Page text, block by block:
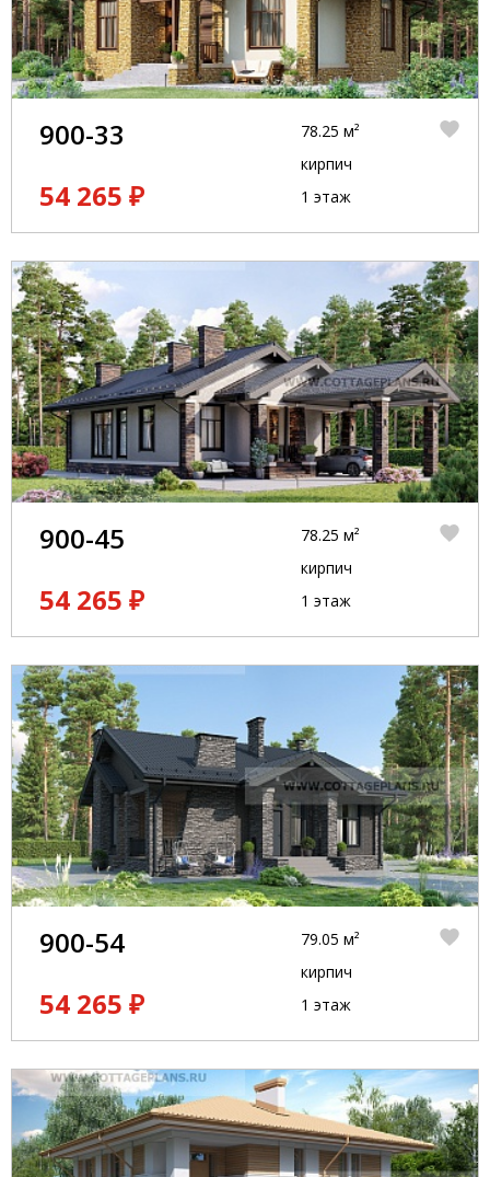
900-33
54 265 ₽
78.25 м²
кирпич
1 этаж
900-45
54 265 ₽
78.25 м²
кирпич
1 этаж
900-54
54 265 ₽
79.05 м²
кирпич
1 этаж